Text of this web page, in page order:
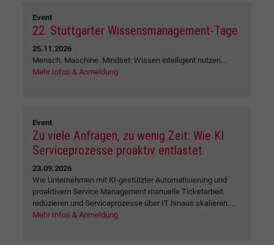
Event
22. Stuttgarter Wissensmanagement-Tage
25.11.2026
Mensch. Maschine. Mindset: Wissen intelligent nutzen...
Mehr Infos & Anmeldung
Event
Zu viele Anfragen, zu wenig Zeit: Wie KI
Serviceprozesse proaktiv entlastet
23.09.2026
Wie Unternehmen mit KI-gestützter Automatisierung und
proaktivem Service Management manuelle Ticketarbeit
reduzieren und Serviceprozesse über IT hinaus skalieren....
Mehr Infos & Anmeldung